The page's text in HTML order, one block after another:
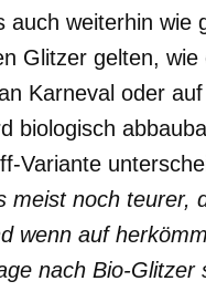
auch weiterhin wie
Glitzer gelten,
Karneval oder
biologisch
Variante
meist noch teurer,
wenn auf
nach Bio-Glitzer